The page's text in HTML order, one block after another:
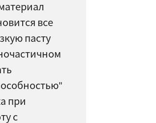
все
пасту
при
с